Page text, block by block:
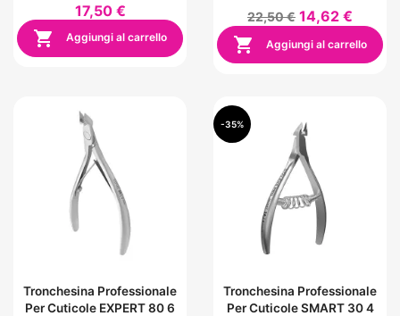
17,50 €
 Aggiungi al carrello
22,50 € 14,62 €
 Aggiungi al carrello
Tronchesina Professionale
Per Cuticole EXPERT 80 6
Tronchesina Professionale
Per Cuticole SMART 30 4
-35%